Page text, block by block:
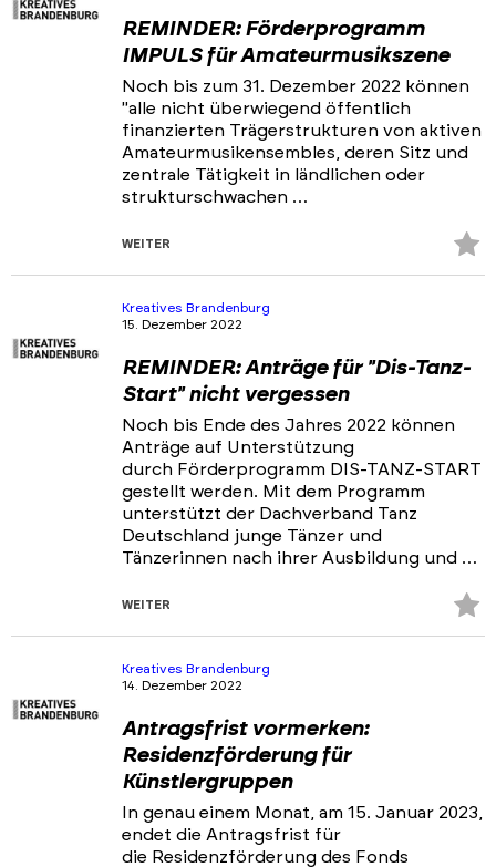
REMINDER: Förderprogramm
IMPULS für Amateurmusikszene
Noch bis zum 31. Dezember 2022 können
"alle nicht überwiegend öffentlich
finanzierten Trägerstrukturen von aktiven
Amateurmusikensembles, deren Sitz und
zentrale Tätigkeit in ländlichen oder
strukturschwachen …
WEITER
Kreatives Brandenburg
15. Dezember 2022
REMINDER: Anträge für "Dis-Tanz-
Start" nicht vergessen
Noch bis Ende des Jahres 2022 können
Anträge auf Unterstützung
durch Förderprogramm DIS-TANZ-START
gestellt werden. Mit dem Programm
unterstützt der Dachverband Tanz
Deutschland junge Tänzer und
Tänzerinnen nach ihrer Ausbildung und …
WEITER
Kreatives Brandenburg
14. Dezember 2022
Antragsfrist vormerken:
Residenzförderung für
Künstlergruppen
In genau einem Monat, am 15. Januar 2023,
endet die Antragsfrist für
die Residenzförderung des Fonds